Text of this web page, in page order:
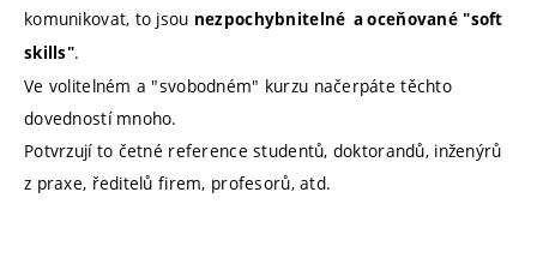
komunikovat, to jsou nezpochybnitelné a oceňované "soft
skills".
Ve volitelném a "svobodném" kurzu načerpáte těchto
dovedností mnoho.
Potvrzují to četné reference studentů, doktorandů, inženýrů
z praxe, ředitelů firem, profesorů, atd.